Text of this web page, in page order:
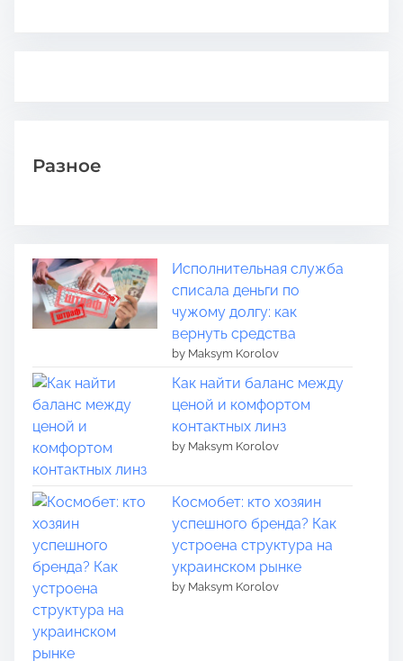
Разное
Исполнительная служба
списала деньги по
чужому долгу: как
вернуть средства
by Maksym Korolov
Как найти баланс между
ценой и комфортом
контактных линз
by Maksym Korolov
Космобет: кто хозяин
успешного бренда? Как
устроена структура на
украинском рынке
by Maksym Korolov